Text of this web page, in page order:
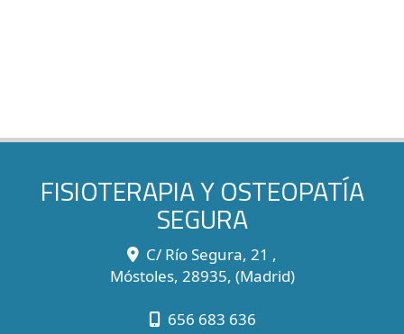
FISIOTERAPIA Y OSTEOPATÍA
SEGURA
C/ Río Segura, 21 ,
Móstoles, 28935, (Madrid)
656 683 636